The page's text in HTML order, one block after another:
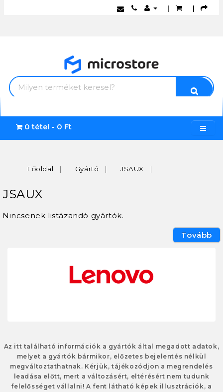
| |
0 tétel - 0 Ft
Főoldal Gyártó JSAUX
JSAUX
Nincsenek listázandó gyártók.
Tovább
Az itt található információk a gyártók által megadott adatok,
melyet a gyártók bármikor, előzetes bejelentés nélkül
megváltoztathatnak. Kérjük, tájékozódjon a megrendelés
leadása előtt, mert a változásért, eltérésért nem tudunk
felelősséget vállalni! A fent látható képek illusztrációk, a